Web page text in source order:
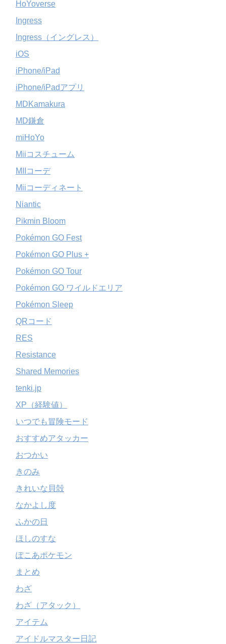
HoYoverse
Ingress
Ingress（イングレス）
iOS
iPhone/iPad
iPhone/iPadアプリ
MDKamakura
MD鎌倉
miHoYo
Miiコスチューム
MIIコーデ
Miiコーディネート
Niantic
Pikmin Bloom
Pokémon GO Fest
Pokémon GO Plus +
Pokémon GO Tour
Pokémon GO ワイルドエリア
Pokémon Sleep
QRコード
RES
Resistance
Shared Memories
tenki.jp
XP（経験値）
いつでも冒険モード
おすすめアタッカー
おつかい
きのみ
きれいな貝殻
なかよし度
ふかの日
ほしのすな
ぽこあポケモン
まとめ
わざ
わざ（アタック）
アイテム
アイドルマスター日記